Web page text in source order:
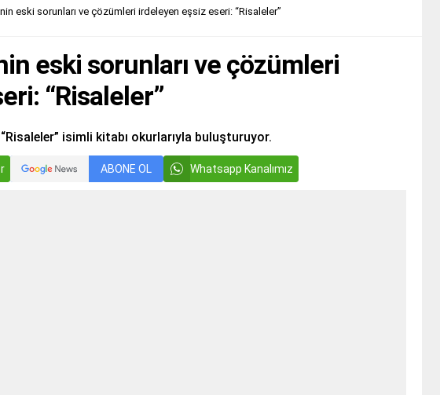
eski sorunları ve çözümleri irdeleyen eşsiz eseri: “Risaleler”
eski sorunları ve çözümleri
“Risaleler”
isimli kitabı okurlarıyla buluşturuyor.
ABONE OL Whatsapp Kanalımız